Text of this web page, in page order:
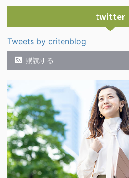
twitter
Tweets by critenblog
購読する